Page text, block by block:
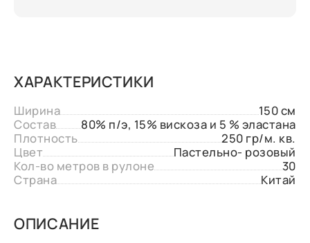
ХАРАКТЕРИСТИКИ
Ширина
150 см
Состав
80% п/э, 15% вискоза и 5 % эластана
Плотность
250 гр/м. кв.
Цвет
Пастельно- розовый
Кол-во метров в рулоне
30
Страна
Китай
ОПИСАНИЕ